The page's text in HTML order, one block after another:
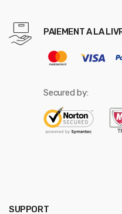
PAIEMENT A LA
Secured by:
SUPPORT